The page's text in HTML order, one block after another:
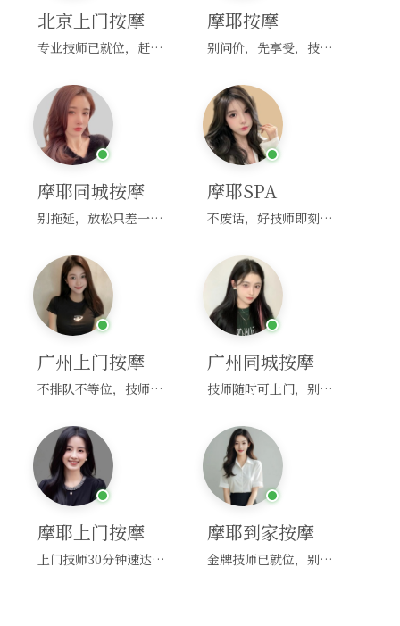
北京上门按摩
专业技师已就位，赶紧下单！
摩耶按摩
别问价，先享受，技师马上到！
摩耶同城按摩
别拖延，放松只差一次点击！
摩耶SPA
不废话，好技师即刻上门，约！
广州上门按摩
不排队不等位，技师直奔你家！
广州同城按摩
技师随时可上门，别啰嗦，赶紧约！
摩耶上门按摩
上门技师30分钟速达，别问，快约！
摩耶到家按摩
金牌技师已就位，别纠结，马上预约！